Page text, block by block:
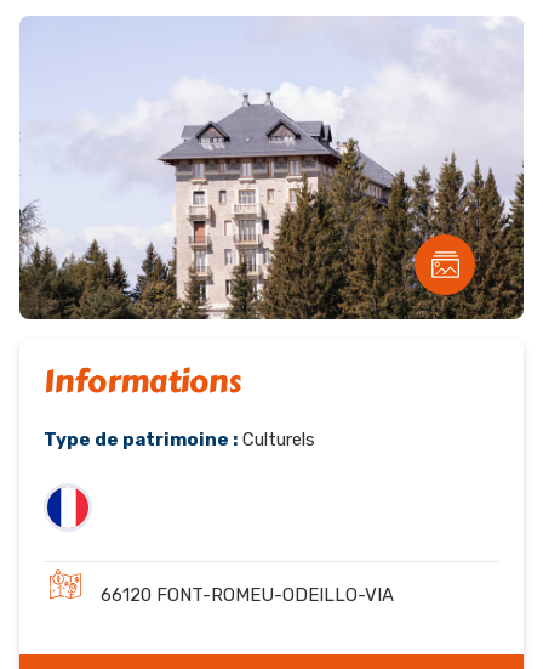
Informations
Type de patrimoine : Culturels
66120 FONT-ROMEU-ODEILLO-VIA